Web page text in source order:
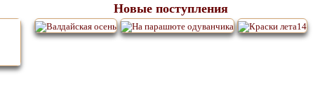
Новые поступления